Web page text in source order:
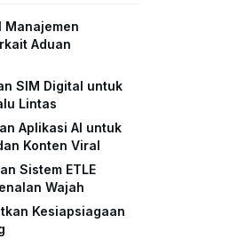
Manajemen
Aduan
SIM Digital untuk
Lintas
Aplikasi AI untuk
Konten Viral
Sistem ETLE
Wajah
Kesiapsiagaan